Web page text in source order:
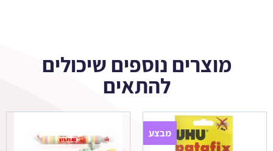
מוצרים נוספים שיכולים
להתאים
מבצע